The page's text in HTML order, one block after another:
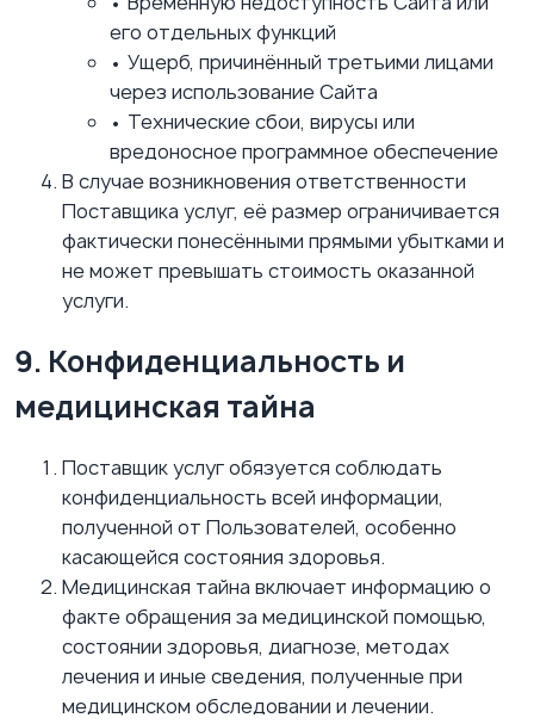
его отдельных функций
• Ущерб, причинённый третьими лицами
через использование Сайта
• Технические сбои, вирусы или
вредоносное программное обеспечение
В случае возникновения ответственности
Поставщика услуг, её размер ограничивается
фактически понесёнными прямыми убытками и
не может превышать стоимость оказанной
услуги.
9. Конфиденциальность и
медицинская тайна
Поставщик услуг обязуется соблюдать
конфиденциальность всей информации,
полученной от Пользователей, особенно
касающейся состояния здоровья.
Медицинская тайна включает информацию о
факте обращения за медицинской помощью,
состоянии здоровья, диагнозе, методах
лечения и иные сведения, полученные при
медицинском обследовании и лечении.